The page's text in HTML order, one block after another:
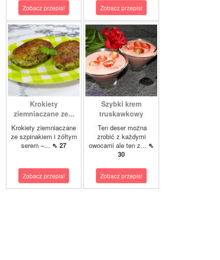
Zobacz przepis! Zobacz przepis!
Krokiety
ziemniaczane ze...
Krokiety ziemniaczane
ze szpinakiem i żółtym
serem –... ⇖ 27
Zobacz przepis!
Szybki krem
truskawkowy
Ten deser można
zrobić z każdymi
owocami ale ten z... ⇖
30
Zobacz przepis!